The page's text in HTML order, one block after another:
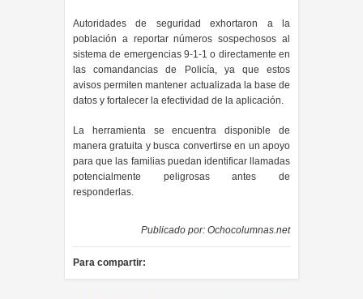
Autoridades de seguridad exhortaron a la
población a reportar números sospechosos al
sistema de emergencias 9-1-1 o directamente en
las comandancias de Policía, ya que estos
avisos permiten mantener actualizada la base de
datos y fortalecer la efectividad de la aplicación.
La herramienta se encuentra disponible de
manera gratuita y busca convertirse en un apoyo
para que las familias puedan identificar llamadas
potencialmente peligrosas antes de
responderlas.
Publicado por: Ochocolumnas.net
Para compartir: